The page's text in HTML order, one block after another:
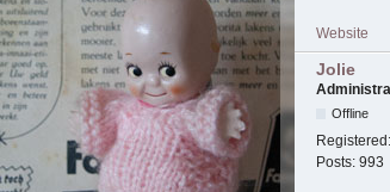
Website
Jolie
Offline
Registered:
Posts: 993